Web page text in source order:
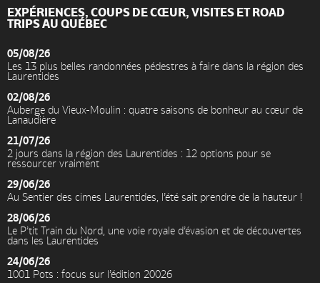
EXPÉRIENCES, COUPS DE CŒUR, VISITES ET ROAD
TRIPS AU QUÉBEC
05/08/26
Les 13 plus belles randonnées pédestres à faire dans la région des
Laurentides
02/08/26
Auberge du Vieux-Moulin : quatre saisons de bonheur au cœur de
Lanaudière
21/07/26
2 jours dans la région des Laurentides : 12 options pour se
ressourcer vraiment
29/06/26
Au Sentier des cimes Laurentides, l’été sait prendre de la hauteur !
28/06/26
Le P’tit Train du Nord, une voie royale d’évasion et de découvertes
dans les Laurentides
24/06/26
1001 Pots : focus sur l’édition 20026